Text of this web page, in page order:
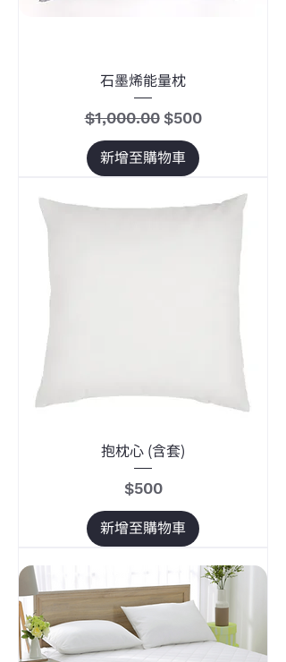
石墨烯能量枕
一般價格
$1,000.00 促銷價格
$500
新增至購物車
抱枕心 (含套)
價格
$500
新增至購物車